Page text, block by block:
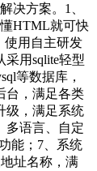
决方案。1、
HTML就可快
使用自主研发
用sqlite轻型
等数据库，
台，满足各类
级，满足系统
多语言、自定
能；7、系统
址名称，满